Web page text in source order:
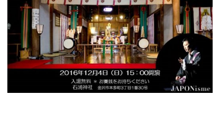
会報誌
登録／ログイン
お問い合わせ